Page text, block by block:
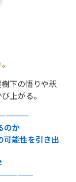
下の悟りや釈
上がる。
のか
能性を引き出